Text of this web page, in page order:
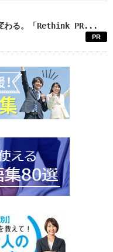
わる。「Rethink PR...
PR